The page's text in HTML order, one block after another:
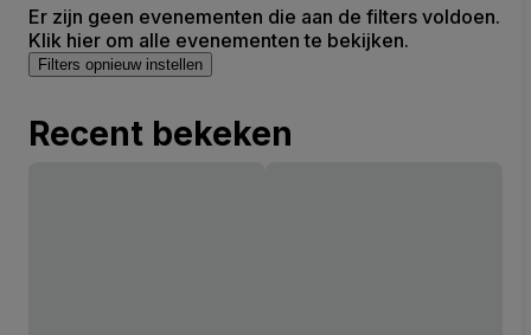
Er zijn geen evenementen die aan de filters voldoen.
Klik hier om alle evenementen te bekijken.
Filters opnieuw instellen
Recent bekeken